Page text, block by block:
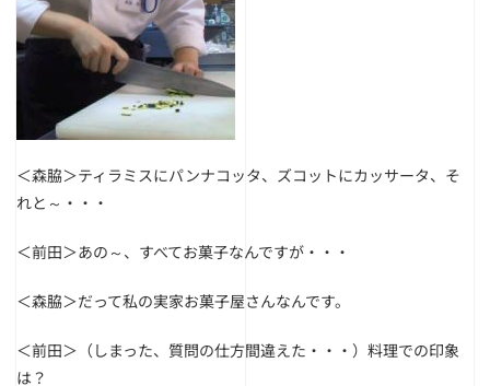
＜森脇＞ティラミスにパンナコッタ、ズコットにカッサータ、そ
れと～・・・
＜前田＞あの～、すべてお菓子なんですが・・・
＜森脇＞だって私の実家お菓子屋さんなんです。
＜前田＞（しまった、質問の仕方間違えた・・・）料理での印象
は？